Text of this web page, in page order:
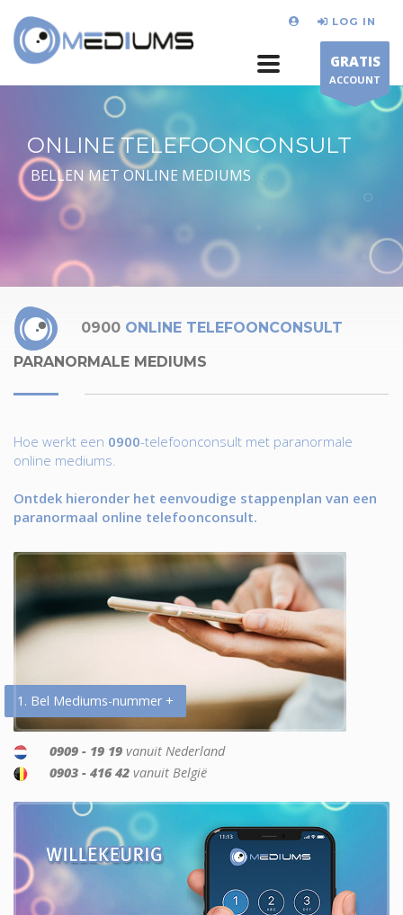
LOG IN
GRATIS
ACCOUNT
ONLINE TELEFOONCONSULT
BELLEN MET ONLINE MEDIUMS
0900 ONLINE TELEFOONCONSULT
PARANORMALE MEDIUMS
Hoe werkt een 0900-telefoonconsult met paranormale
online mediums.
Ontdek hieronder het eenvoudige stappenplan van een
paranormaal online telefoonconsult.
1. Bel Mediums-nummer +
0909 - 19 19 vanuit Nederland
0903 - 416 42 vanuit België